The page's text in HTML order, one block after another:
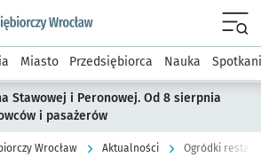
wroclaw.pl podserwis: Strategia
Miasto Przedsiębiorca Nauka
Stawowej i Peronowej. Od 8 sierpnia
i pasażerów
Wrocław Aktualności Ogródki